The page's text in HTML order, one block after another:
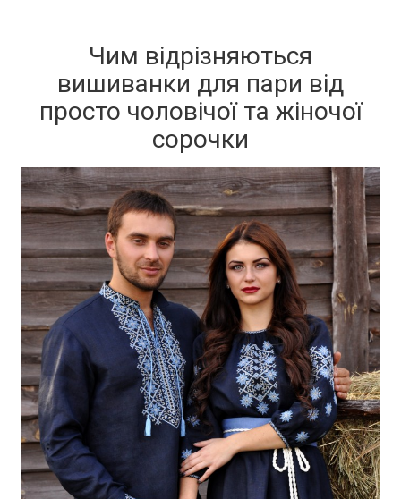
Чим відрізняються
вишиванки для пари від
просто чоловічої та жіночої
сорочки